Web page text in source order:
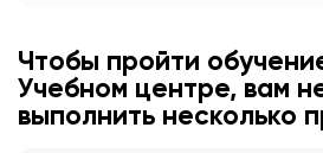
Чтобы пройти
Учебном центре, вам
выполнить несколько